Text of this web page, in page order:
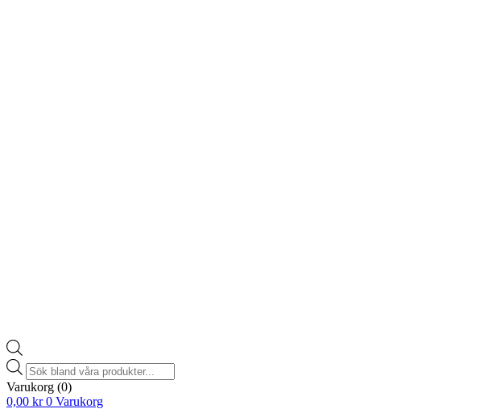
Products
search
Varukorg (0)
0,00 kr 0 Varukorg